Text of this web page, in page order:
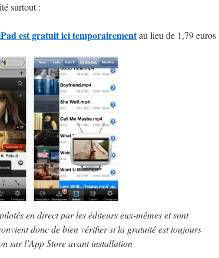
surtout :
est gratuit ici temporairementau lieu de 1,79 euros
en direct par les éditeurs eux-mêmes et sont
donc de bien vérifier si la gratuité est toujours
sur l’App Store avant installation